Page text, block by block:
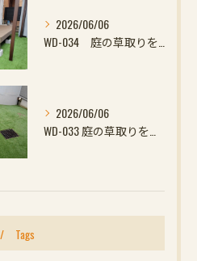
2026/06/06
2026/06/06
Tags